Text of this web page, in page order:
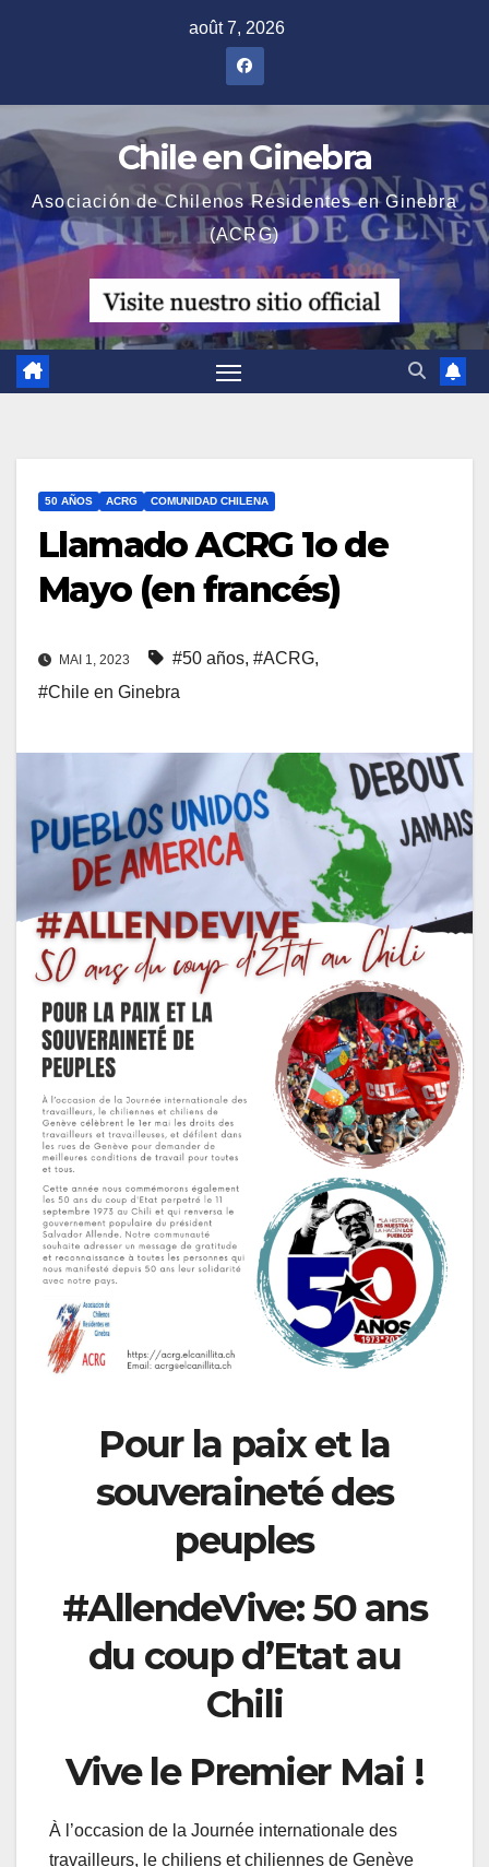
août 7, 2026
Chile en Ginebra
Asociación de Chilenos Residentes en Ginebra
(ACRG)
50 AÑOS ACRG COMUNIDAD CHILENA
Llamado ACRG 1o de
Mayo (en francés)
MAI 1, 2023 #50 años, #ACRG,
#Chile en Ginebra
Pour la paix et la
souveraineté des
peuples
#AllendeVive: 50 ans
du coup d’Etat au
Chili
Vive le Premier Mai !
À l’occasion de la Journée internationale des
travailleurs, le chiliens et chiliennes de Genève